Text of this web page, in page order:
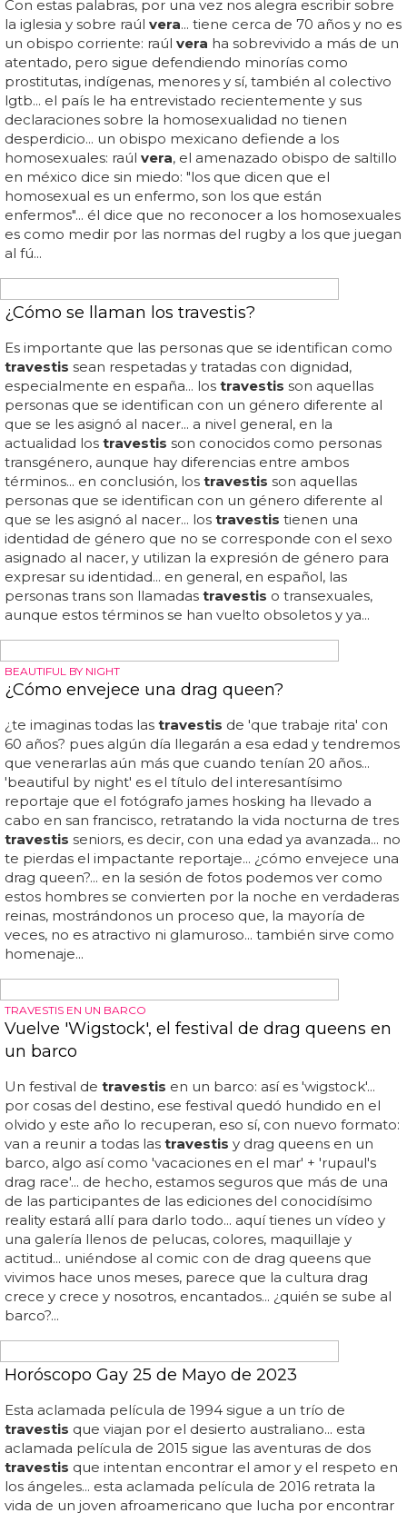
¿Qué se inyectan los travestis?
Además, muchostravestis optan por realizarse
inyecciones de silicona... las hormonas para los
suelen estar disponibles bajo receta médica... esto puede
ayudar a lostravestisa mejorar su apariencia facial... esto
puede ayudar a los travestisa desarrollar una silueta
más masculina... una de las inyecciones más comunes
entre lostravestis es la testosterona... lostravestisson
personas cuyo género se diferencia del asignado al
nacer... esto puede ayudar a lostravestisa alcanzar una
apariencia más femenina... finalmente, lostravestis
también usan aceites para incrementar el tamaño de sus
glúteos... ¿qué se inyectan lostravestis en los glúteos?los
travestisusan una variedad de sustancias para aumentar
la forma y el tamaño de sus cuerpos, especialmente en
los glúteos...
AMENAZADO POR DEFENDERNOS
Un obispo mexicano defiende a los
homosexuales
Con estas palabras, por una vez nos alegra escribir sobre
la iglesia y sobre raúlvera... tiene cerca de 70 años y no es
un obispo corriente: raúl veraha sobrevivido a más de un
atentado, pero sigue defendiendo minorías como
prostitutas, indígenas, menores y sí, también al colectivo
lgtb... el país le ha entrevistado recientemente y sus
desperdicio... un obispo mexicano defiende a los
homosexuales: raúlvera , el amenazado obispo de saltillo
en méxico dice sin miedo: "los que dicen que el
homosexual es un enfermo, son los que están
enfermos"... él dice que no reconocer a los homosexuales
es como medir por las normas del rugby a los que juegan
al fú...
¿Cómo se llaman los travestis?
Es importante que las personas que se identifican como
especialmente en españa... lostravestisson aquellas
personas que se identifican con un género diferente al
que se les asignó al nacer... a nivel general, en la
actualidad los travestisson conocidos como personas
transgénero, aunque hay diferencias entre ambos